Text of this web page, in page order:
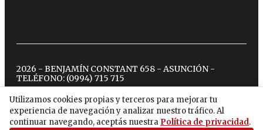
Utilizamos cookies propias y terceros para mejorar tu
experiencia de navegación y analizar nuestro tráfico. Al
continuar navegando, aceptás nuestra Política de privacidad.
2026 - BENJAMÍN CONSTANT 658 - ASUNCIÓN -
TELÉFONO: (0994) 715 715
twitterinstagram
facebook
tiktokyoutubespotify